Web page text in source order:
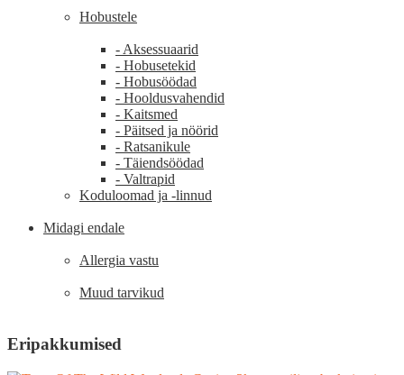
Hobustele
- Aksessuaarid
- Hobusetekid
- Hobusöödad
- Hooldusvahendid
- Kaitsmed
- Päitsed ja nöörid
- Ratsanikule
- Täiendsöödad
- Valtrapid
Koduloomad ja -linnud
Midagi endale
Allergia vastu
Muud tarvikud
Eripakkumised